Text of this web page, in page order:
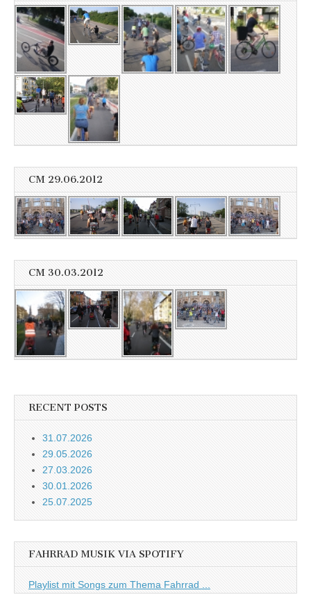
CM 29.06.2012
CM 30.03.2012
RECENT POSTS
31.07.2026
29.05.2026
27.03.2026
30.01.2026
25.07.2025
FAHRRAD MUSIK VIA SPOTIFY
Playlist mit Songs zum Thema Fahrrad ...